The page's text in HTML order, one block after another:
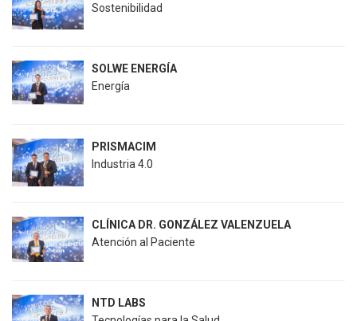
Sostenibilidad
SOLWE ENERGÍA
Energía
PRISMACIM
Industria 4.0
CLÍNICA DR. GONZÁLEZ VALENZUELA
Atención al Paciente
NTD LABS